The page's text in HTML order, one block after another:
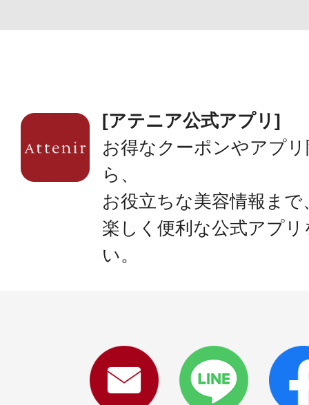
[アテニア公式アプリ]
お得なクーポンやアプ
ら、
お役立ちな美容情報まで
楽しく便利な公式アプ
い。